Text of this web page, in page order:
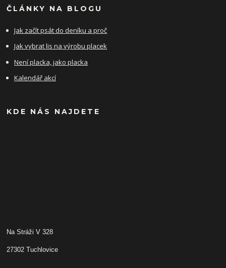
ČLÁNKY NA BLOGU
Jak začít psát do deníku a proč
Jak vybrat lis na výrobu placek
Není placka, jako placka
Kalendář akcí
KDE NÁS NAJDETE
Na Stráži V 328
27302 Tuchlovice